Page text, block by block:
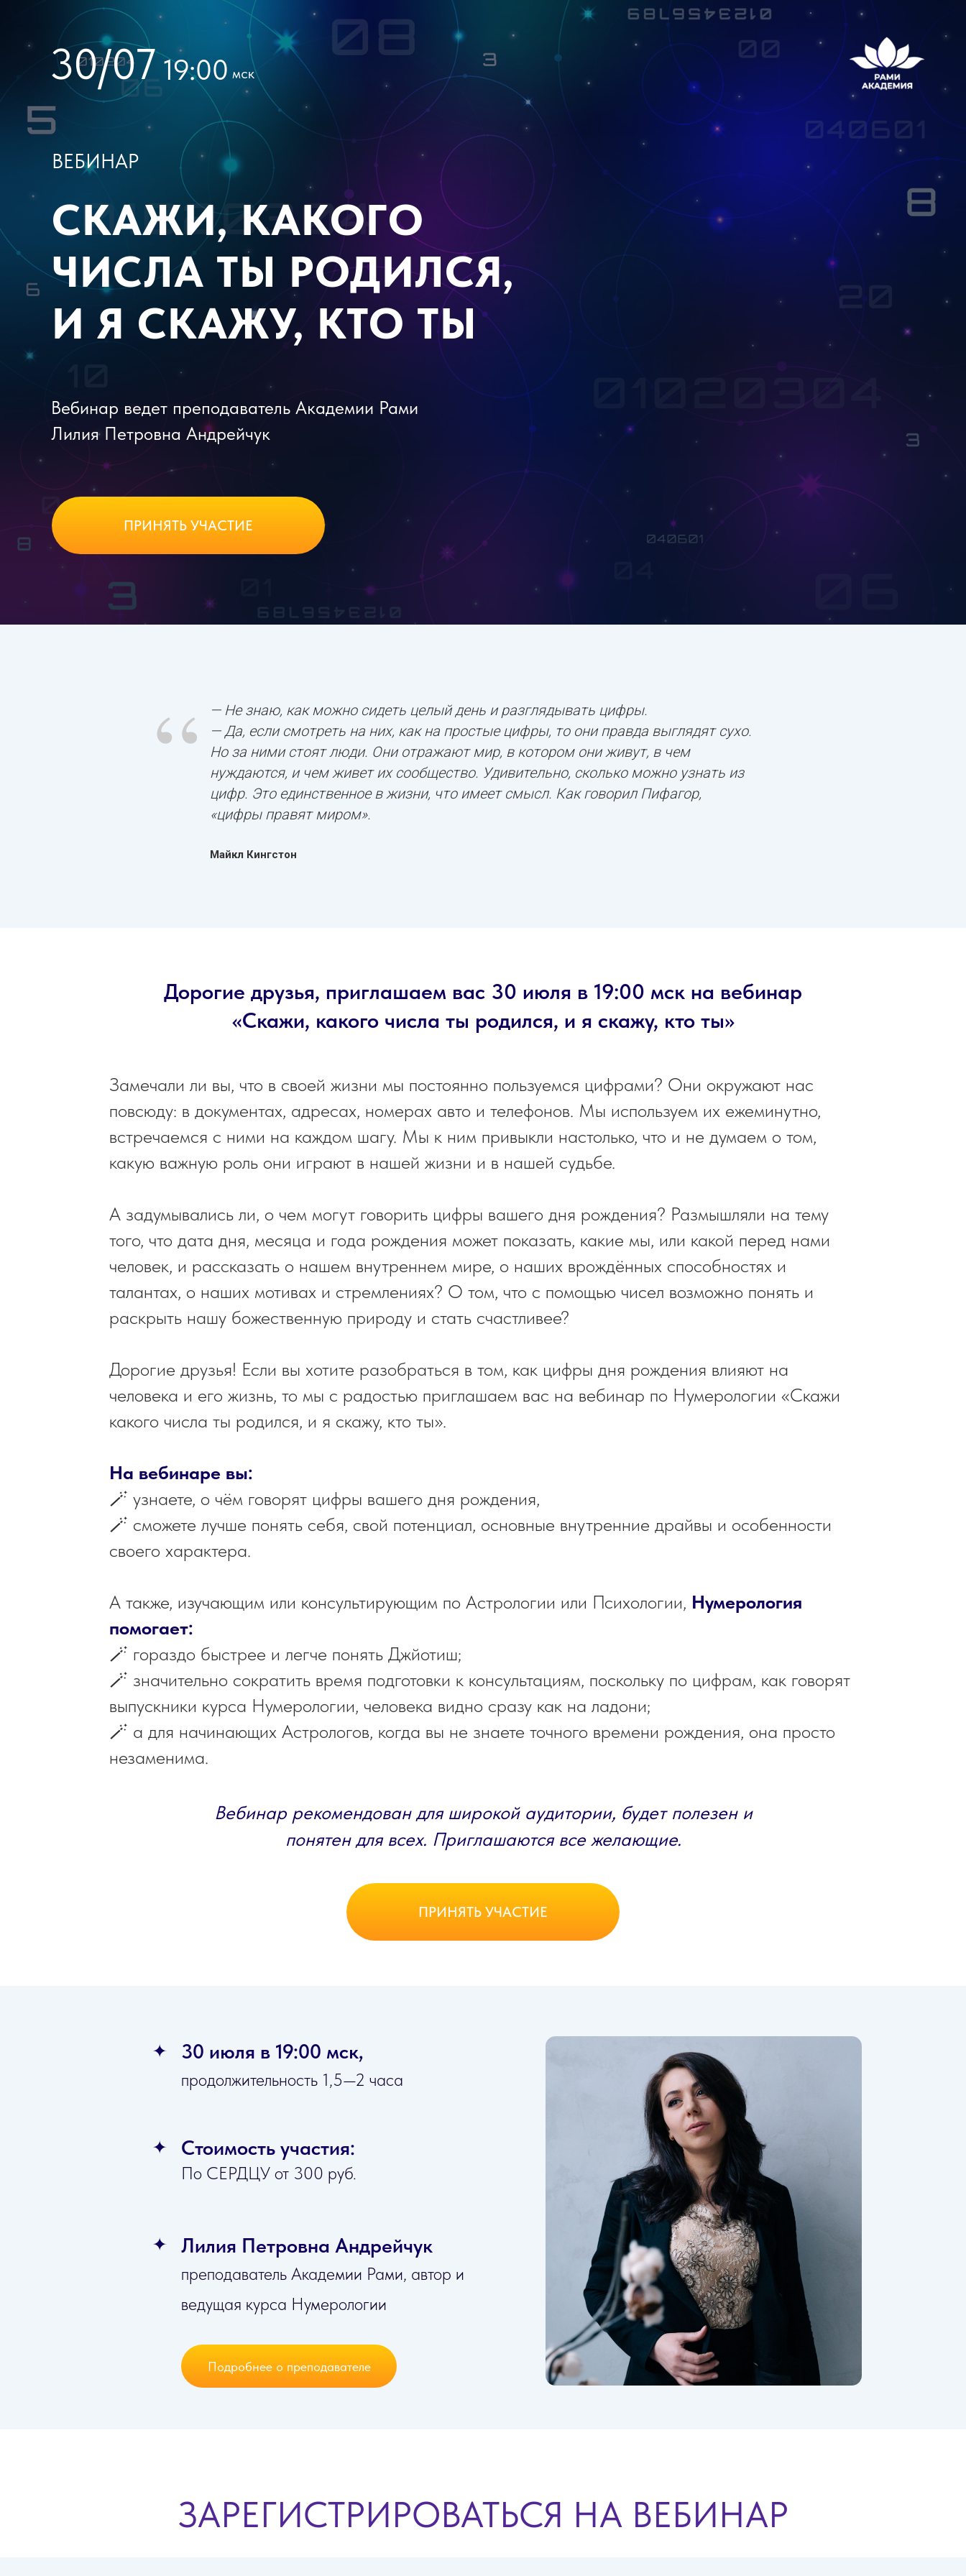
СКАЖИ, КАКОГО
ЧИСЛА ТЫ РОДИЛСЯ,
И Я СКАЖУ, КТО ТЫ
Вебинар ведет преподаватель Академии Рами
Лилия Петровна Андрейчук
30/07 19:00 мск
ПРИНЯТЬ УЧАСТИЕ
ВЕБИНАР
“
— Не знаю, как можно сидеть целый день и разглядывать цифры.
— Да, если смотреть на них, как на простые цифры, то они правда выглядят сухо.
Но за ними стоят люди. Они отражают мир, в котором они живут, в чем
нуждаются, и чем живет их сообщество. Удивительно, сколько можно узнать из
цифр. Это единственное в жизни, что имеет смысл. Как говорил Пифагор,
«цифры правят миром».
Майкл Кингстон
Замечали ли вы, что в своей жизни мы постоянно пользуемся цифрами? Они окружают нас
повсюду: в документах, адресах, номерах авто и телефонов. Мы используем их ежеминутно,
встречаемся с ними на каждом шагу. Мы к ним привыкли настолько, что и не думаем о том,
какую важную роль они играют в нашей жизни и в нашей судьбе.
А задумывались ли, о чем могут говорить цифры вашего дня рождения? Размышляли на тему
того, что дата дня, месяца и года рождения может показать, какие мы, или какой перед нами
человек, и рассказать о нашем внутреннем мире, о наших врождённых способностях и
талантах, о наших мотивах и стремлениях? О том, что с помощью чисел возможно понять и
раскрыть нашу божественную природу и стать счастливее?
Дорогие друзья! Если вы хотите разобраться в том, как цифры дня рождения влияют на
человека и его жизнь, то мы с радостью приглашаем вас на вебинар по Нумерологии «Скажи
какого числа ты родился, и я скажу, кто ты».
На вебинаре вы:
🪄 узнаете, о чём говорят цифры вашего дня рождения,
🪄 сможете лучше понять себя, свой потенциал, основные внутренние драйвы и особенности
своего характера.
А также, изучающим или консультирующим по Астрологии или Психологии, Нумерология
помогает:
🪄 гораздо быстрее и легче понять Джйотиш;
🪄 значительно сократить время подготовки к консультациям, поскольку по цифрам, как говорят
выпускники курса Нумерологии, человека видно сразу как на ладони;
🪄 а для начинающих Астрологов, когда вы не знаете точного времени рождения, она просто
незаменима.
Вебинар рекомендован для широкой аудитории, будет полезен и
понятен для всех. Приглашаются все желающие.
ПРИНЯТЬ УЧАСТИЕ
Дорогие друзья, приглашаем вас 30 июля в 19:00 мск на вебинар
«Скажи, какого числа ты родился, и я скажу, кто ты»
продолжительность 1,5—2 часа
По СЕРДЦУ от 300 руб.
30 июля в 19:00 мск,
Стоимость участия:
преподаватель Академии Рами, автор и
ведущая курса Нумерологии
Лилия Петровна Андрейчук
Подробнее о преподавателе
ЗАРЕГИСТРИРОВАТЬСЯ НА ВЕБИНАР